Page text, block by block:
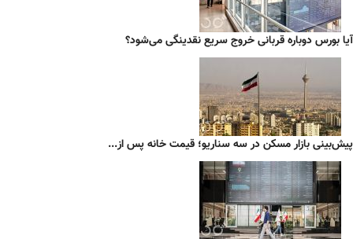
آیا بورس دوباره قربانی خروج سریع نقدینگی می‌شود؟
پیش‌بینی بازار مسکن در سه سناریو؛ قیمت خانه پس از...